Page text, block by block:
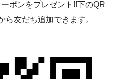
ポンをプレゼント!!下のQR
ら友だち追加できます。